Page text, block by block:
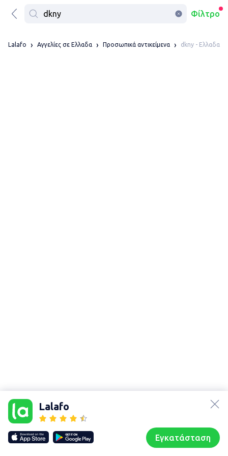
Φίλτρο
Lalafo
Εγκατάσταση
Lalafo Αγγελίες σε Ελλαδα Προσωπικά αντικείμενα dkny - Ελλαδα
Our websites
lalafo.kg
lalafo.rs
lalafo.pl
Sitemap
Συζητήσεις Προφίλ